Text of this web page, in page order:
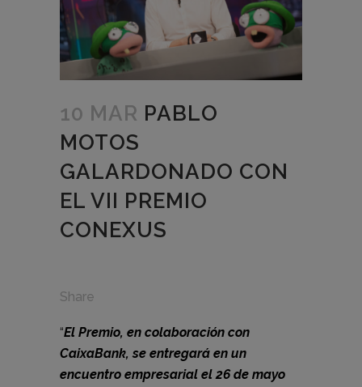
10 MAR PABLO
MOTOS
GALARDONADO CON
EL VII PREMIO
CONEXUS
Share
“El Premio, en colaboración con
CaixaBank, se entregará en un
encuentro empresarial el 26 de mayo